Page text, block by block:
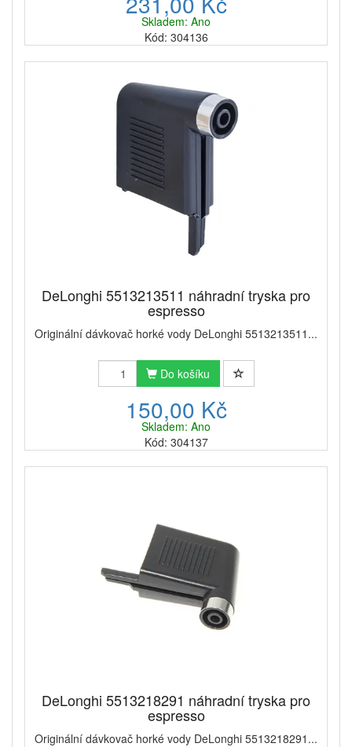
Skladem: Ano
Kód: 304136
DeLonghi 5513213511 náhradní tryska pro
espresso
Originální dávkovač horké vody DeLonghi 5513213511...
Do košíku
150,00 Kč
Skladem: Ano
Kód: 304137
DeLonghi 5513218291 náhradní tryska pro
espresso
Originální dávkovač horké vody DeLonghi 5513218291...